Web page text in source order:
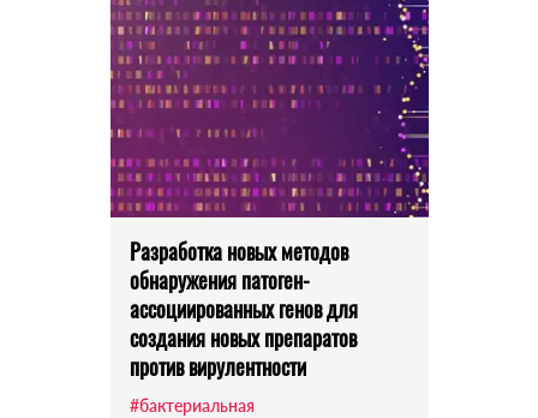
Разработка новых методов
обнаружения патоген-
ассоциированных генов для
создания новых препаратов
против вирулентности
#бактериальная